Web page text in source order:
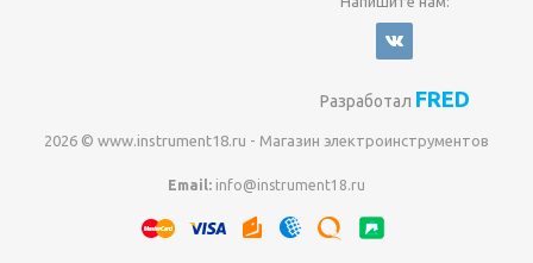
Разработал FRED
2026 © www.instrument18.ru - Магазин электроинструментов
Email: info@instrument18.ru